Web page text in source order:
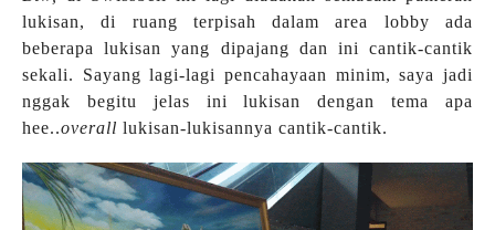
lukisan, di ruang terpisah dalam area lobby ada
beberapa lukisan yang dipajang dan ini cantik-cantik
sekali. Sayang lagi-lagi pencahayaan minim, saya jadi
nggak begitu jelas ini lukisan dengan tema apa
hee..overall lukisan-lukisannya cantik-cantik.